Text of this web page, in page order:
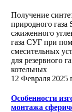
Получение
природного газа
сжиженного
газа СУГ при
смесительных
для резервного
котельных
12 Февраля 2025
Особенности
монтажа